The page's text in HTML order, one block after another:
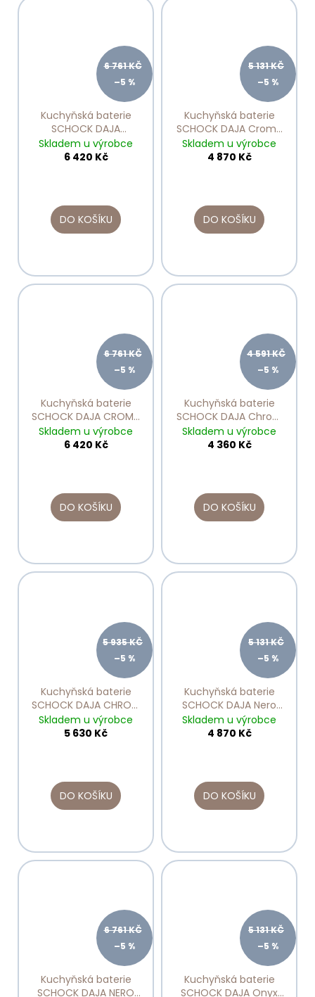
6 761 KČ
–5 %
Kuchyňská baterie
SCHOCK DAJA
ASPHALT 522120
Skladem u výrobce
6 420 Kč
DO KOŠÍKU
5 131 KČ
–5 %
Kuchyňská baterie
SCHOCK DAJA Croma
522000
Skladem u výrobce
4 870 Kč
DO KOŠÍKU
6 761 KČ
–5 %
Kuchyňská baterie
SCHOCK DAJA CROMA
522120
Skladem u výrobce
6 420 Kč
DO KOŠÍKU
4 591 KČ
–5 %
Kuchyňská baterie
SCHOCK DAJA Chrom
522000
Skladem u výrobce
4 360 Kč
DO KOŠÍKU
5 935 KČ
–5 %
Kuchyňská baterie
SCHOCK DAJA CHROM
522120
Skladem u výrobce
5 630 Kč
DO KOŠÍKU
5 131 KČ
–5 %
Kuchyňská baterie
SCHOCK DAJA Nero
522000
Skladem u výrobce
4 870 Kč
DO KOŠÍKU
6 761 KČ
–5 %
Kuchyňská baterie
SCHOCK DAJA NERO
5 131 KČ
–5 %
Kuchyňská baterie
SCHOCK DAJA Onyx